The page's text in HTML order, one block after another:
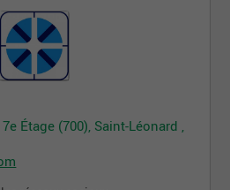
Étage (700), Saint-Léonard ,